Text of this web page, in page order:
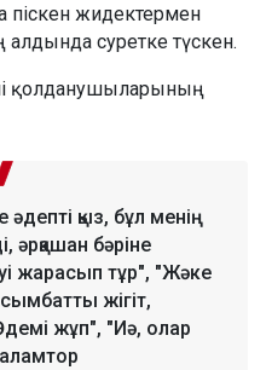
піскен жидектермен
алдында суретке түскен.
қолданушыларының
қыз, бұл менің
әрқашан бәріне
жарасып тұр", "Жәке
жігіт,
жұп", "Иә, олар